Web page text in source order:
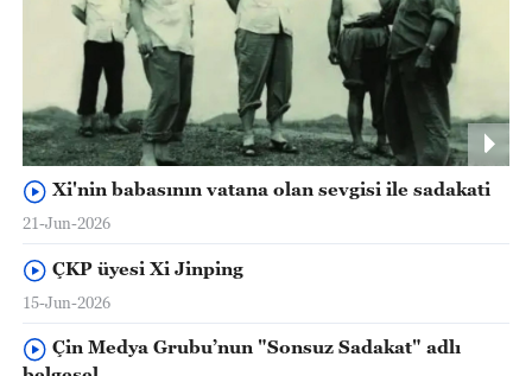
Xi'nin babasının vatana olan sevgisi ile sadakati
21-Jun-2026
ÇKP üyesi Xi Jinping
15-Jun-2026
Çin Medya Grubu’nun "Sonsuz Sadakat" adlı